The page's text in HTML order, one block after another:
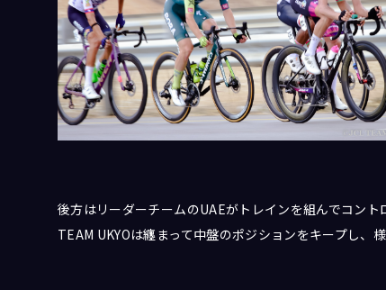
後方はリーダーチームのUAEがトレインを組んでコン
TEAM UKYOは纏まって中盤のポジションをキープし、